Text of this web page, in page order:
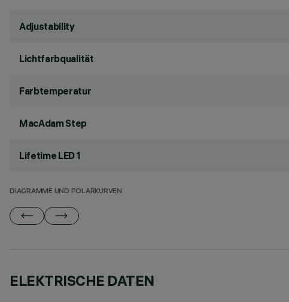
Adjustability
Lichtfarbqualität
Farbtemperatur
MacAdam Step
Lifetime LED 1
DIAGRAMME UND POLARKURVEN
ELEKTRISCHE DATEN